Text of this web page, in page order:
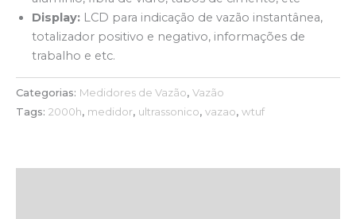
Display: LCD para indicação de vazão instantânea,
totalizador positivo e negativo, informações de
trabalho e etc.
Categorias: Medidores de Vazão, Vazão
Tags: 2000h, medidor, ultrassonico, vazao, wtuf